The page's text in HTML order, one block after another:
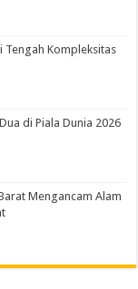
Tengah Kompleksitas
di Piala Dunia 2026
Mengancam Alam